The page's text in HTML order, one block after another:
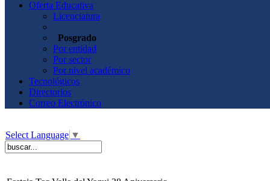
Oferta Educativa
Licenciatura
Posgrado
Por entidad
Por sector
Por nivel académico
Tecnológicos
Directorios
Correo Electrónico
Select Language ▼